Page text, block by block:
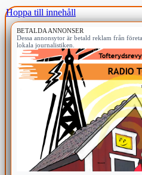
Hoppa till innehåll
BETALDA ANNONSER
Dessa annonsytor är betald reklam från
lokala journalistiken.